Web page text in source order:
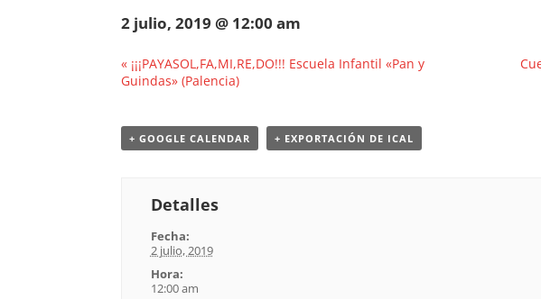
2 julio, 2019 @ 12:00 am
« ¡¡¡PAYASOL,FA,MI,RE,DO!!! Escuela Infantil «Pan y
Guindas» (Palencia)
+ GOOGLE CALENDAR + EXPORTACIÓN DE ICAL
Detalles
Fecha:
2 julio, 2019
Hora:
12:00 am